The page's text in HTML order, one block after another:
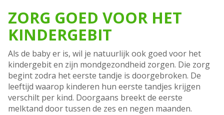
ZORG GOED VOOR HET
KINDERGEBIT
Als de baby er is, wil je natuurlijk ook goed voor het
kindergebit en zijn mondgezondheid zorgen. Die zorg
begint zodra het eerste tandje is doorgebroken. De
leeftijd waarop kinderen hun eerste tandjes krijgen
verschilt per kind. Doorgaans breekt de eerste
melktand door tussen de zes en negen maanden.